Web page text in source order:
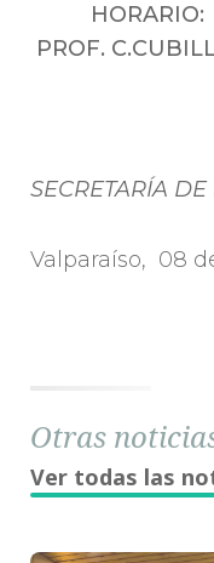
HORARIO:
PROF.
SECRETARÍA
Valparaíso, 08
Otras
Ver todas las